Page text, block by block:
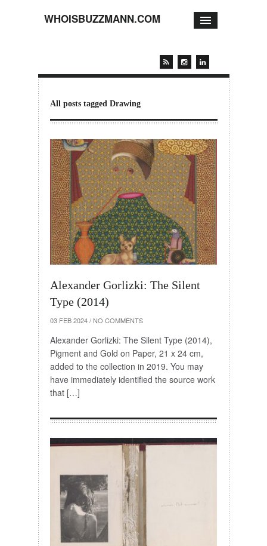
WHOISBUZZMANN.COM
All posts tagged Drawing
Alexander Gorlizki: The Silent
Type (2014)
03 FEB 2024 / NO COMMENTS
Alexander Gorlizki: The Silent Type (2014),
Pigment and Gold on Paper, 21 x 24 cm,
added to the collection in 2019. You may
have immediately identified the source work
that […]